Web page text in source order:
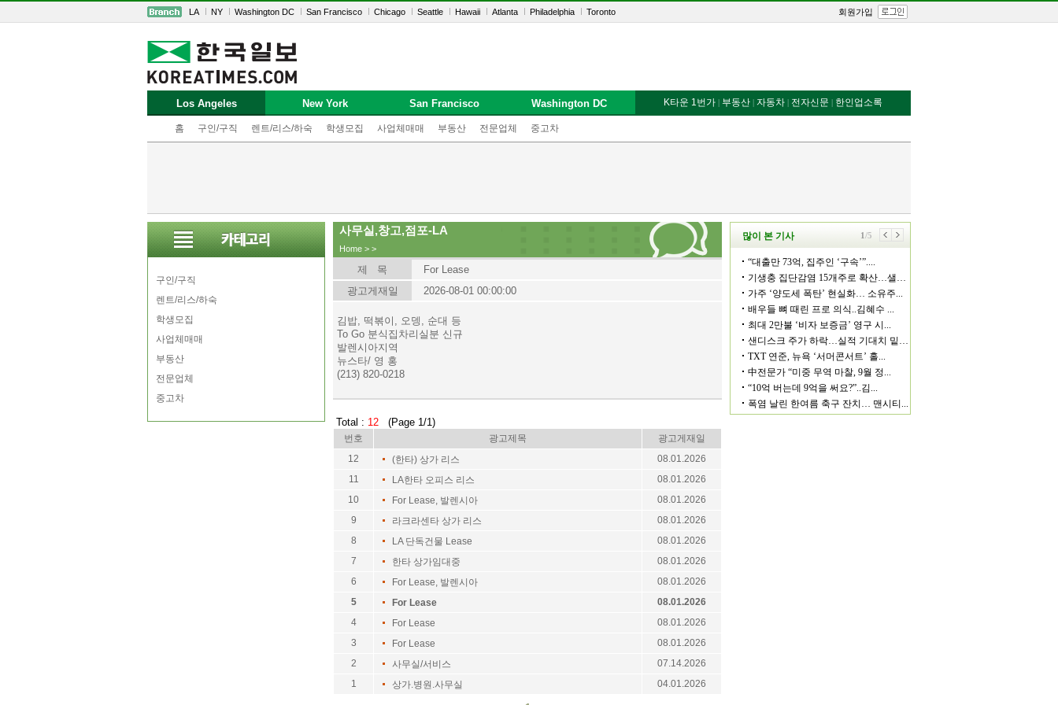
LA NY Washington DC San Francisco Chicago Seattle Hawaii Atlanta Philadelphia Toronto 회원가입
Los Angeles
홈 구인/구직 렌트/리스/하숙 학생모집 사업체매매 부동산 전문업체 중고차
New York San Francisco Washington DC K타운 1번가 | 부동산 | 자동차 | 전자신문 | 한인업소록
구인/구직
렌트/리스/하숙
학생모집
사업체매매
부동산
전문업체
중고차
사무실,창고,점포-LA
Home > >
제 목
For Lease
광고게재일
2026-08-01 00:00:00
김밥, 떡볶이, 오뎅, 순대 등
To Go 분식집차리실분 신규
발렌시아지역
뉴스타/ 영 홍
(213) 820-0218
Total : 12 (Page 1/1)
번호 광고제목
광고게재일
12
(한타) 상가 리스
08.01.2026
11
LA한타 오피스 리스
08.01.2026
10
For Lease, 발렌시아
08.01.2026
9
라크라센타 상가 리스
08.01.2026
8
LA 단독건물 Lease
08.01.2026
7
한타 상가임대중
08.01.2026
6
For Lease, 발렌시아
08.01.2026
5
For Lease
08.01.2026
4
For Lease
08.01.2026
3
For Lease
08.01.2026
2
사무실/서비스
07.14.2026
1
상가.병원.사무실 04.01.2026